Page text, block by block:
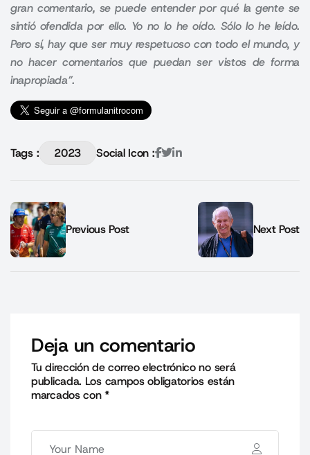
gran comentario, se puede entender por qué la gente se
sintió ofendida por ello. Yo no lo he oído. Sólo lo he leído.
Pero sí, hay que ser muy respetuoso con todo el mundo, y
no hacer comentarios que puedan ser vistos de forma
inapropiada”.
Tags : 2023 Social Icon :
Previous Post Next Post
Deja un comentario
Tu dirección de correo electrónico no será
publicada. Los campos obligatorios están
marcados con*